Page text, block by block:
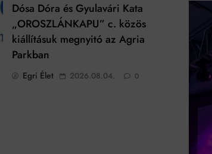
Dósa Dóra és Gyulavári Kata
„OROSZLÁNKAPU” c. közös
kiállításuk megnyitó az Agria
Parkban
Egri Élet 2026.08.04. 0